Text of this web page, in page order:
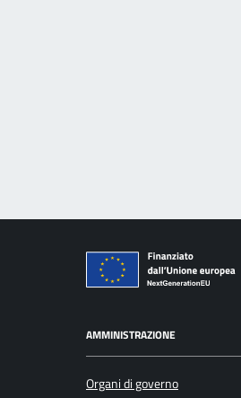
AMMINISTRAZIONE
Organi di governo